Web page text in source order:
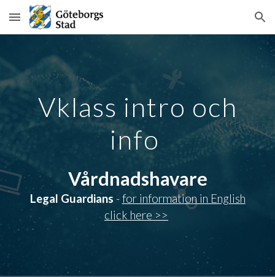
Skip to main content Skip to navigation
Vklass intro och
info
Vårdnadshavare
Legal Guardians -for information in English
click here >>